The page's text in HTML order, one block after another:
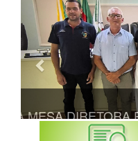
PARA O ANO DE
Anterior